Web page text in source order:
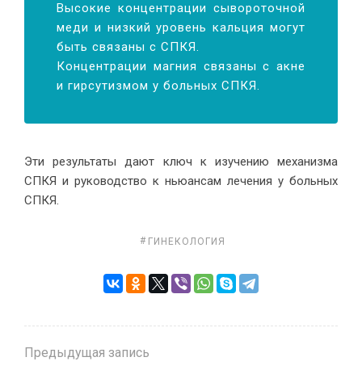
Высокие концентрации сывороточной
меди и низкий уровень кальция могут
быть связаны с СПКЯ.
Концентрации магния связаны с акне
и гирсутизмом у больных СПКЯ.
Эти результаты дают ключ к изучению механизма
СПКЯ и руководство к ньюансам лечения у больных
СПКЯ.
ГИНЕКОЛОГИЯ
Предыдущая запись